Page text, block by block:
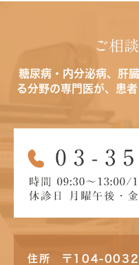
ご相
糖尿病・内分泌病、肝
る分野の専門医が、患
住所 〒104-0032